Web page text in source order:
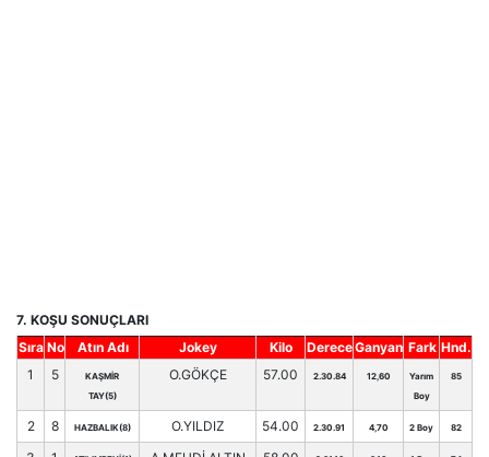
7. KOŞU SONUÇLARI
Sıra No Atın Adı Jokey Kilo DereceGanyan Fark Hnd.
1
5
KAŞMİR
TAY(5)
O.GÖKÇE 57.00 2.30.84 12,60
Yarım
Boy
85
2 8 HAZBALIK(8) O.YILDIZ 54.00 2.30.91 4,70 2 Boy 82